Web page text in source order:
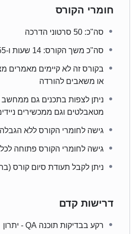
חומרי הקורס
סה"כ: 50 סרטוני הדרכה
סה"כ משך הקורס: 14 שעות ו-55 דקות
בקורס זה לא קיימים מאמרים
או משאבים להורדה
ניתן לצפות בתכנים גם ממחשב
מטאבלטים וגם ממכשירים
גישה לחומרי הקורס ללא
גישה לחומרי הקורס פתוחה
ניתן לקבל תעודת סיום קורס
דרישות קדם
רקע בבדיקות תוכנה QA - יתרון